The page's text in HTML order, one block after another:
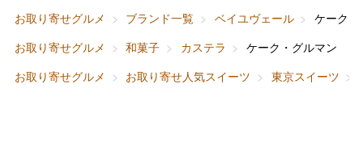
お取り寄せグルメ ブランド一覧 ベイユヴェール
ケーク
お取り寄せグルメ
和菓子 カステラ
ケーク・グルマン
お取り寄せグルメ
お取り寄せ人気スイーツ 東京スイーツ
ベビー＆キッズ
お香典返し
快気祝い
お中元
敬老の日